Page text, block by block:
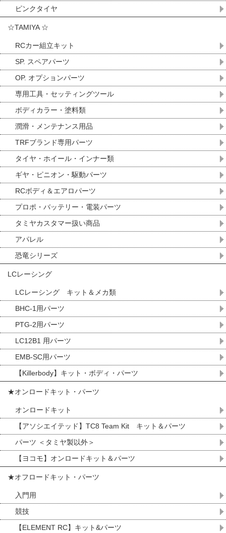
ピンクタイヤ
☆TAMIYA ☆
RCカー組立キット
SP. スペアパーツ
OP. オプションパーツ
専用工具・セッティングツール
ボディカラー・塗料類
潤滑・メンテナンス用品
TRFブランド専用パーツ
タイヤ・ホイール・インナー類
ギヤ・ピニオン・駆動パーツ
RCボディ＆エアロパーツ
プロポ・バッテリー・電装パーツ
タミヤカスタマー扱い商品
アパレル
恐竜シリーズ
LCレーシング
LCレーシング キット＆メカ類
BHC-1用パーツ
PTG-2用パーツ
LC12B1 用パーツ
EMB-SC用パーツ
【Killerbody】キット・ボディ・パーツ
★オンロードキット・パーツ
オンロードキット
【アソシエイテッド】TC8 Team Kit キット＆パーツ
パーツ ＜タミヤ製以外＞
【ヨコモ】オンロードキット＆パーツ
★オフロードキット・パーツ
入門用
競技
【ELEMENT RC】キット&パーツ